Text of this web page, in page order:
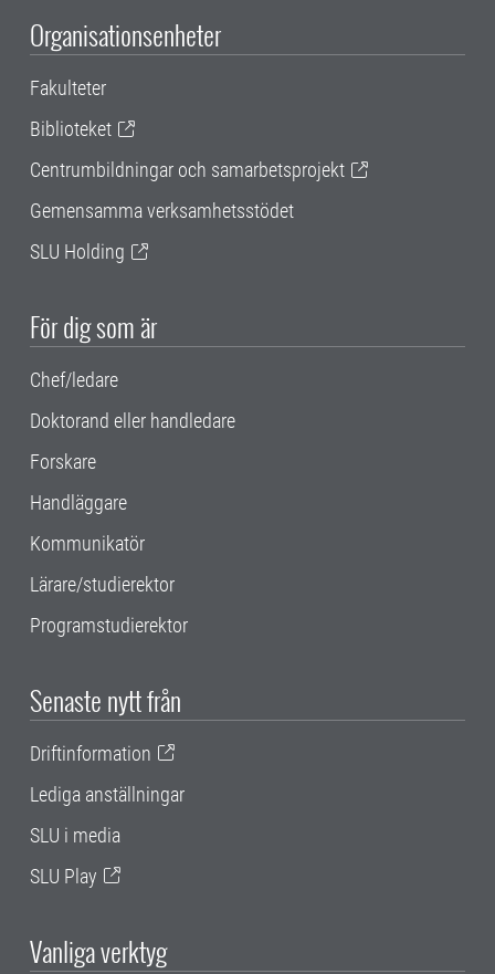
Organisationsenheter
Fakulteter
Biblioteket
Centrumbildningar och samarbetsprojekt
Gemensamma verksamhetsstödet
SLU Holding
För dig som är
Chef/ledare
Doktorand eller handledare
Forskare
Handläggare
Kommunikatör
Lärare/studierektor
Programstudierektor
Senaste nytt från
Driftinformation
Lediga anställningar
SLU i media
SLU Play
Vanliga verktyg